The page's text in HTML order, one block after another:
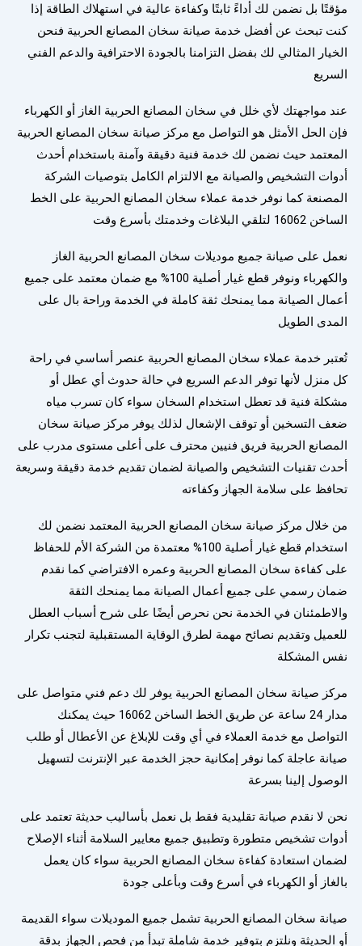
مؤقتًا بل نضمن لك أداءً ثابتًا وكفاءة عالية في استهلاك الطاقة إذا
كنت تبحث عن أفضل خدمة صيانة سخان المصانع الحربية فنحن
الخيار المثالي لك بفضل التزامنا بالجودة الاحترافية والدعم الفني
السريع
عند مواجهتك لأي خلل في سخان المصانع الحربية الغاز أو الكهرباء
فإن الحل الأمثل هو التواصل مع مركز صيانة سخان المصانع الحربية
المعتمد حيث نضمن لك خدمة فنية دقيقة وآمنة باستخدام أحدث
أدوات التشخيص والصيانة مع الالتزام الكامل بتوصيات الشركة
المصنعة كما نوفر خدمة عملاء سخان المصانع الحربية على الخط
الساخن 16062 لتلقي البلاغات وخدمتك بأسرع وقت
نعمل على صيانة جميع موديلات سخان المصانع الحربية الغاز
والكهرباء ونوفر قطع غيار أصلية 100% مع ضمان معتمد على جميع
أعمال الصيانة مما يمنحك ثقة كاملة في الخدمة وراحة بال على
المدى الطويل
تُعتبر خدمة عملاء سخان المصانع الحربية عنصر أساسي في راحة
كل منزل لأنها توفر الدعم السريع في حالة حدوث أي عطل أو
مشكلة فنية قد تعطل استخدام السخان سواء كان تسرب مياه
ضعف التسخين أو توقف الإشعال لذلك يوفر مركز صيانة سخان
المصانع الحربية فريق فنيين محترف على أعلى مستوى مدرب على
أحدث تقنيات التشخيص والصيانة لضمان تقديم خدمة دقيقة وسريعة
تحافظ على سلامة الجهاز وكفاءته
من خلال مركز صيانة سخان المصانع الحربية المعتمد نضمن لك
استخدام قطع غيار أصلية 100% معتمدة من الشركة الأم للحفاظ
على كفاءة سخان المصانع الحربية وعمره الافتراضي كما نقدم
ضمان رسمي على جميع أعمال الصيانة مما يمنحك الثقة
والاطمئنان في الخدمة نحن نحرص أيضًا على شرح أسباب العطل
للعميل وتقديم نصائح مهمة لطرق الوقاية المستقبلية لتجنب تكرار
نفس المشكلة
مركز صيانة سخان المصانع الحربية يوفر لك دعم فني متواصل على
مدار 24 ساعة عن طريق الخط الساخن 16062 حيث يمكنك
التواصل مع خدمة العملاء في أي وقت للإبلاغ عن الأعطال أو طلب
صيانة عاجلة كما نوفر إمكانية حجز الخدمة عبر الإنترنت لتسهيل
الوصول إلينا بسرعة
نحن لا نقدم صيانة تقليدية فقط بل نعمل بأساليب حديثة تعتمد على
أدوات تشخيص متطورة وتطبيق جميع معايير السلامة أثناء الإصلاح
لضمان استعادة كفاءة سخان المصانع الحربية سواء كان يعمل
بالغاز أو الكهرباء في أسرع وقت وبأعلى جودة
صيانة سخان المصانع الحربية تشمل جميع الموديلات سواء القديمة
أو الحديثة ونلتزم بتوفير خدمة شاملة تبدأ من فحص الجهاز بدقة